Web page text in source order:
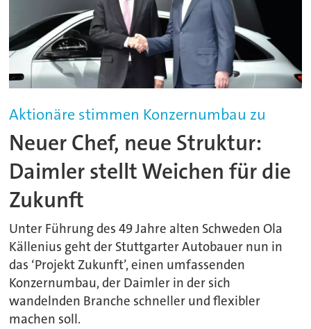
Aktionäre stimmen Konzernumbau zu
Neuer Chef, neue Struktur:
Daimler stellt Weichen für die
Zukunft
Unter Führung des 49 Jahre alten Schweden Ola
Källenius geht der Stuttgarter Autobauer nun in
das ‘Projekt Zukunft’, einen umfassenden
Konzernumbau, der Daimler in der sich
wandelnden Branche schneller und flexibler
machen soll.